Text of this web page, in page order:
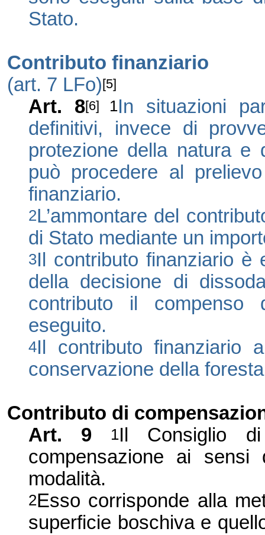
Stato.
Contributo finanziario
(art. 7 LFo)[5]
Art. 8[6] 1In situazioni
definitivi, invece di
protezione della natura e
può procedere al
finanziario.
2L’ammontare del
di Stato mediante un
3Il contributo finanziario è
della decisione di
contributo il compenso
eseguito.
4Il contributo finanziario
conservazione della
Contributo di
Art. 9
1Il Consiglio
compensazione ai sensi
modalità.
2Esso corrisponde alla
superficie boschiva e